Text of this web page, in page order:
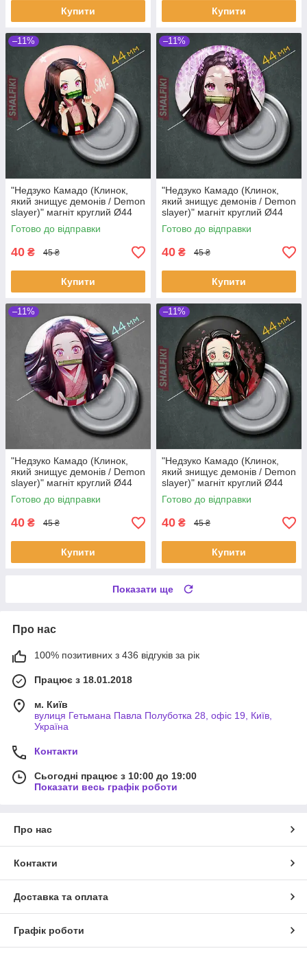
Купити Купити
–11%
"Недзуко Камадо (Клинок,
який знищує демонів / Demon
slayer)" магніт круглий Ø44
мм
Готово до відправки
40 ₴ 45 ₴
Купити
–11%
"Недзуко Камадо (Клинок,
який знищує демонів / Demon
slayer)" магніт круглий Ø44
мм
Готово до відправки
40 ₴ 45 ₴
Купити
–11%
"Недзуко Камадо (Клинок,
який знищує демонів / Demon
slayer)" магніт круглий Ø44
мм
Готово до відправки
40 ₴ 45 ₴
Купити
–11%
"Недзуко Камадо (Клинок,
який знищує демонів / Demon
slayer)" магніт круглий Ø44
мм
Готово до відправки
40 ₴ 45 ₴
Купити
Показати ще
Про нас
100% позитивних з 436 відгуків за рік
Працює з 18.01.2018
м. Київ
вулиця Гетьмана Павла Полуботка 28, офіс 19, Київ,
Україна
Контакти
Сьогодні працює з 10:00 до 19:00
Показати весь графік роботи
Про нас
Контакти
Доставка та оплата
Графік роботи